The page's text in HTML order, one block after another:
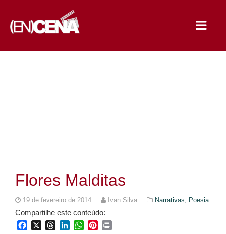
Flores Malditas
19 de fevereiro de 2014 Ivan Silva Narrativas, Poesia
Compartilhe este conteúdo:
FacebookThreadsLinkedInWhatsApp
Pinterest